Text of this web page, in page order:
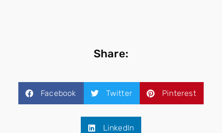
Share:
Facebook Twitter Pinterest
LinkedIn